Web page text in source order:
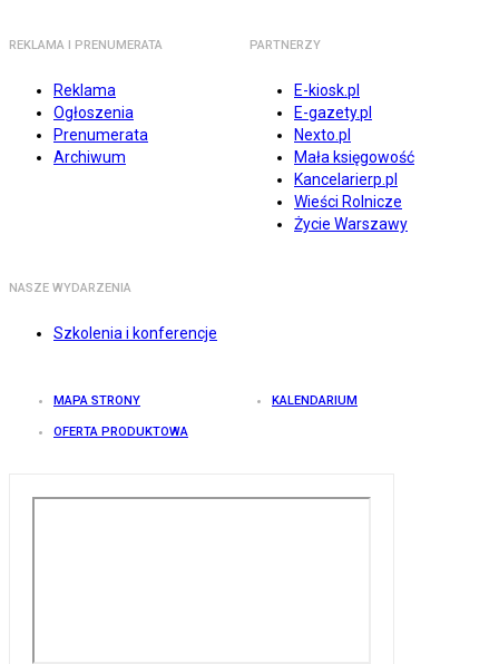
REKLAMA I PRENUMERATA
Reklama
Ogłoszenia
Prenumerata
Archiwum
PARTNERZY
E-kiosk.pl
E-gazety.pl
Nexto.pl
Mała księgowość
Kancelarierp.pl
Wieści Rolnicze
Życie Warszawy
NASZE WYDARZENIA
Szkolenia i konferencje
MAPA STRONY KALENDARIUM
OFERTA PRODUKTOWA